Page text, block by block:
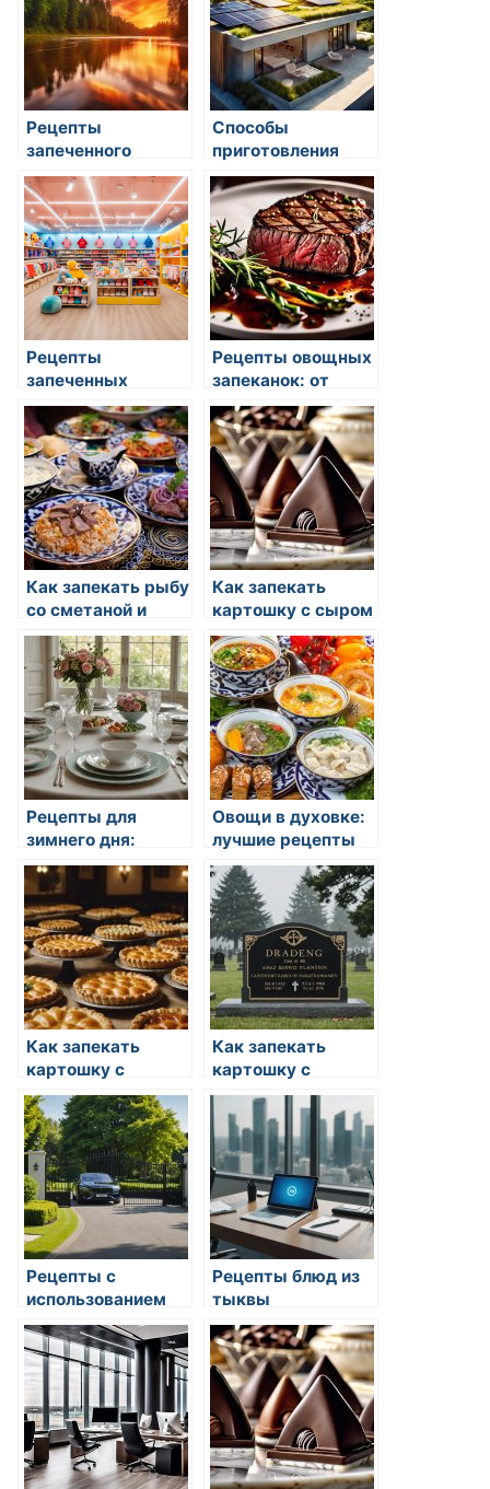
Рецепты
запеченного
картофеля с
сыром
Способы
приготовления
запеченного
картофеля
Рецепты
запеченных
овощей с сыром
Рецепты овощных
запеканок: от
картофеля до
брокколи
Как запекать рыбу
со сметаной и
сыром
Как запекать
картошку с сыром
на праздничный
стол
Рецепты для
зимнего дня:
горячие и сытные
Овощи в духовке:
лучшие рецепты
Как запекать
картошку с
копченостями
Как запекать
картошку с
копченостями
Рецепты с
использованием
цукини: от салатов
до десертов
Рецепты блюд из
тыквы